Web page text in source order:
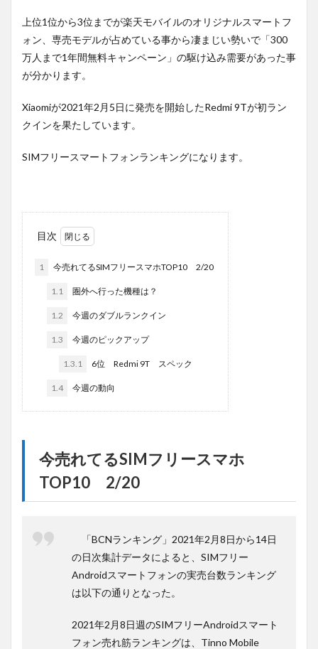
上位1位から3位までが楽天モバイルのオリジナルスマートフ
ォン、専売モデルが占めている事から凄まじい勢いで「300
万人まで1年間無料キャンペーン」の駆け込み需要があった事
が分かります。
Xiaomiが2021年2月5日に発売を開始したRedmi 9Tが初ラン
クインを果たしています。
SIMフリースマートフォンランキングになります。
目次
1 今売れてるSIMフリースマホTOP10 2/20
1.1 圏外へ行った機種は？
1.2 今週のダブルランクイン
1.3 今週のピックアップ
1.3.1 6位 Redmi 9T スペック
1.4 今週の動向
今売れてるSIMフリースマホ
TOP10 2/20
「BCNランキング」2021年2月8日から14日
の日次集計データによると、SIMフリー
Androidスマートフォンの実売台数ランキング
は以下の通りとなった。
2021年2月8日週のSIMフリーAndroidスマート
フォン売れ筋ランキングは、Tinno Mobile